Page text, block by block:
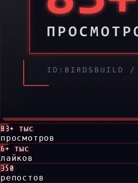
83+ тыс
просмотров
6+ тыс
лайков
350
репостов